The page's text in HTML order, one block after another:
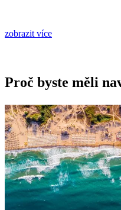
zobrazit více
Proč byste měli